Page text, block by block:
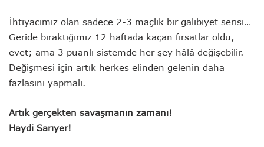
İhtiyacımız olan sadece 2-3 maçlık bir galibiyet serisi…
Geride bıraktığımız 12 haftada kaçan fırsatlar oldu,
evet; ama 3 puanlı sistemde her şey hâlâ değişebilir.
Değişmesi için artık herkes elinden gelenin daha
fazlasını yapmalı.
Artık gerçekten savaşmanın zamanı!
Haydi Sarıyer!